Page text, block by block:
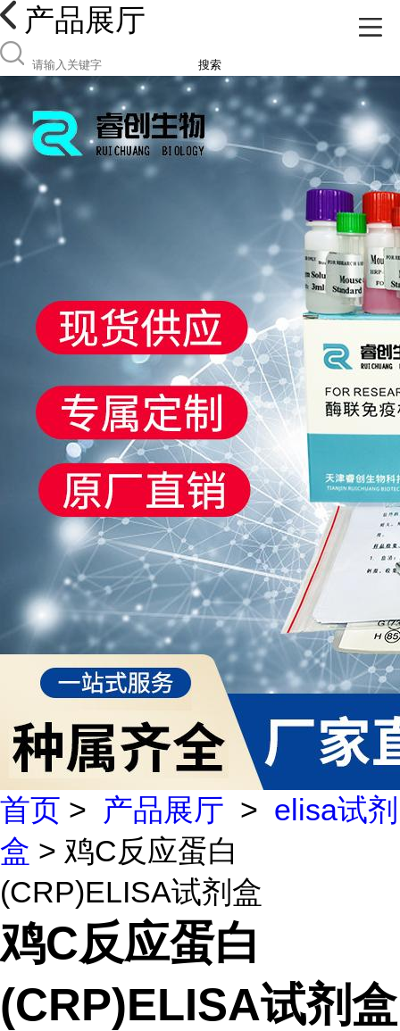
产品展厅
搜索
首页 > 产品展厅 > elisa试剂
盒 > 鸡C反应蛋白
(CRP)ELISA试剂盒
鸡C反应蛋白
(CRP)ELISA试剂盒